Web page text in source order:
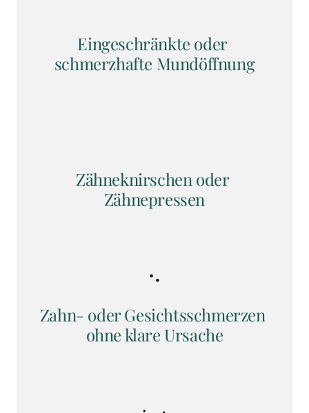
Eingeschränkte oder
schmerzhafte Mundöffnung
Zähneknirschen oder
Zähnepressen
Zahn- oder Gesichtsschmerzen
ohne klare Ursache